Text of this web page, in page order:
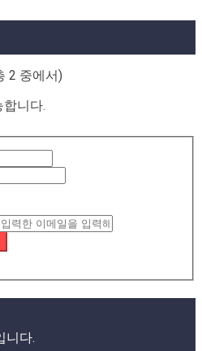
2 중에서)
니다.
니다.